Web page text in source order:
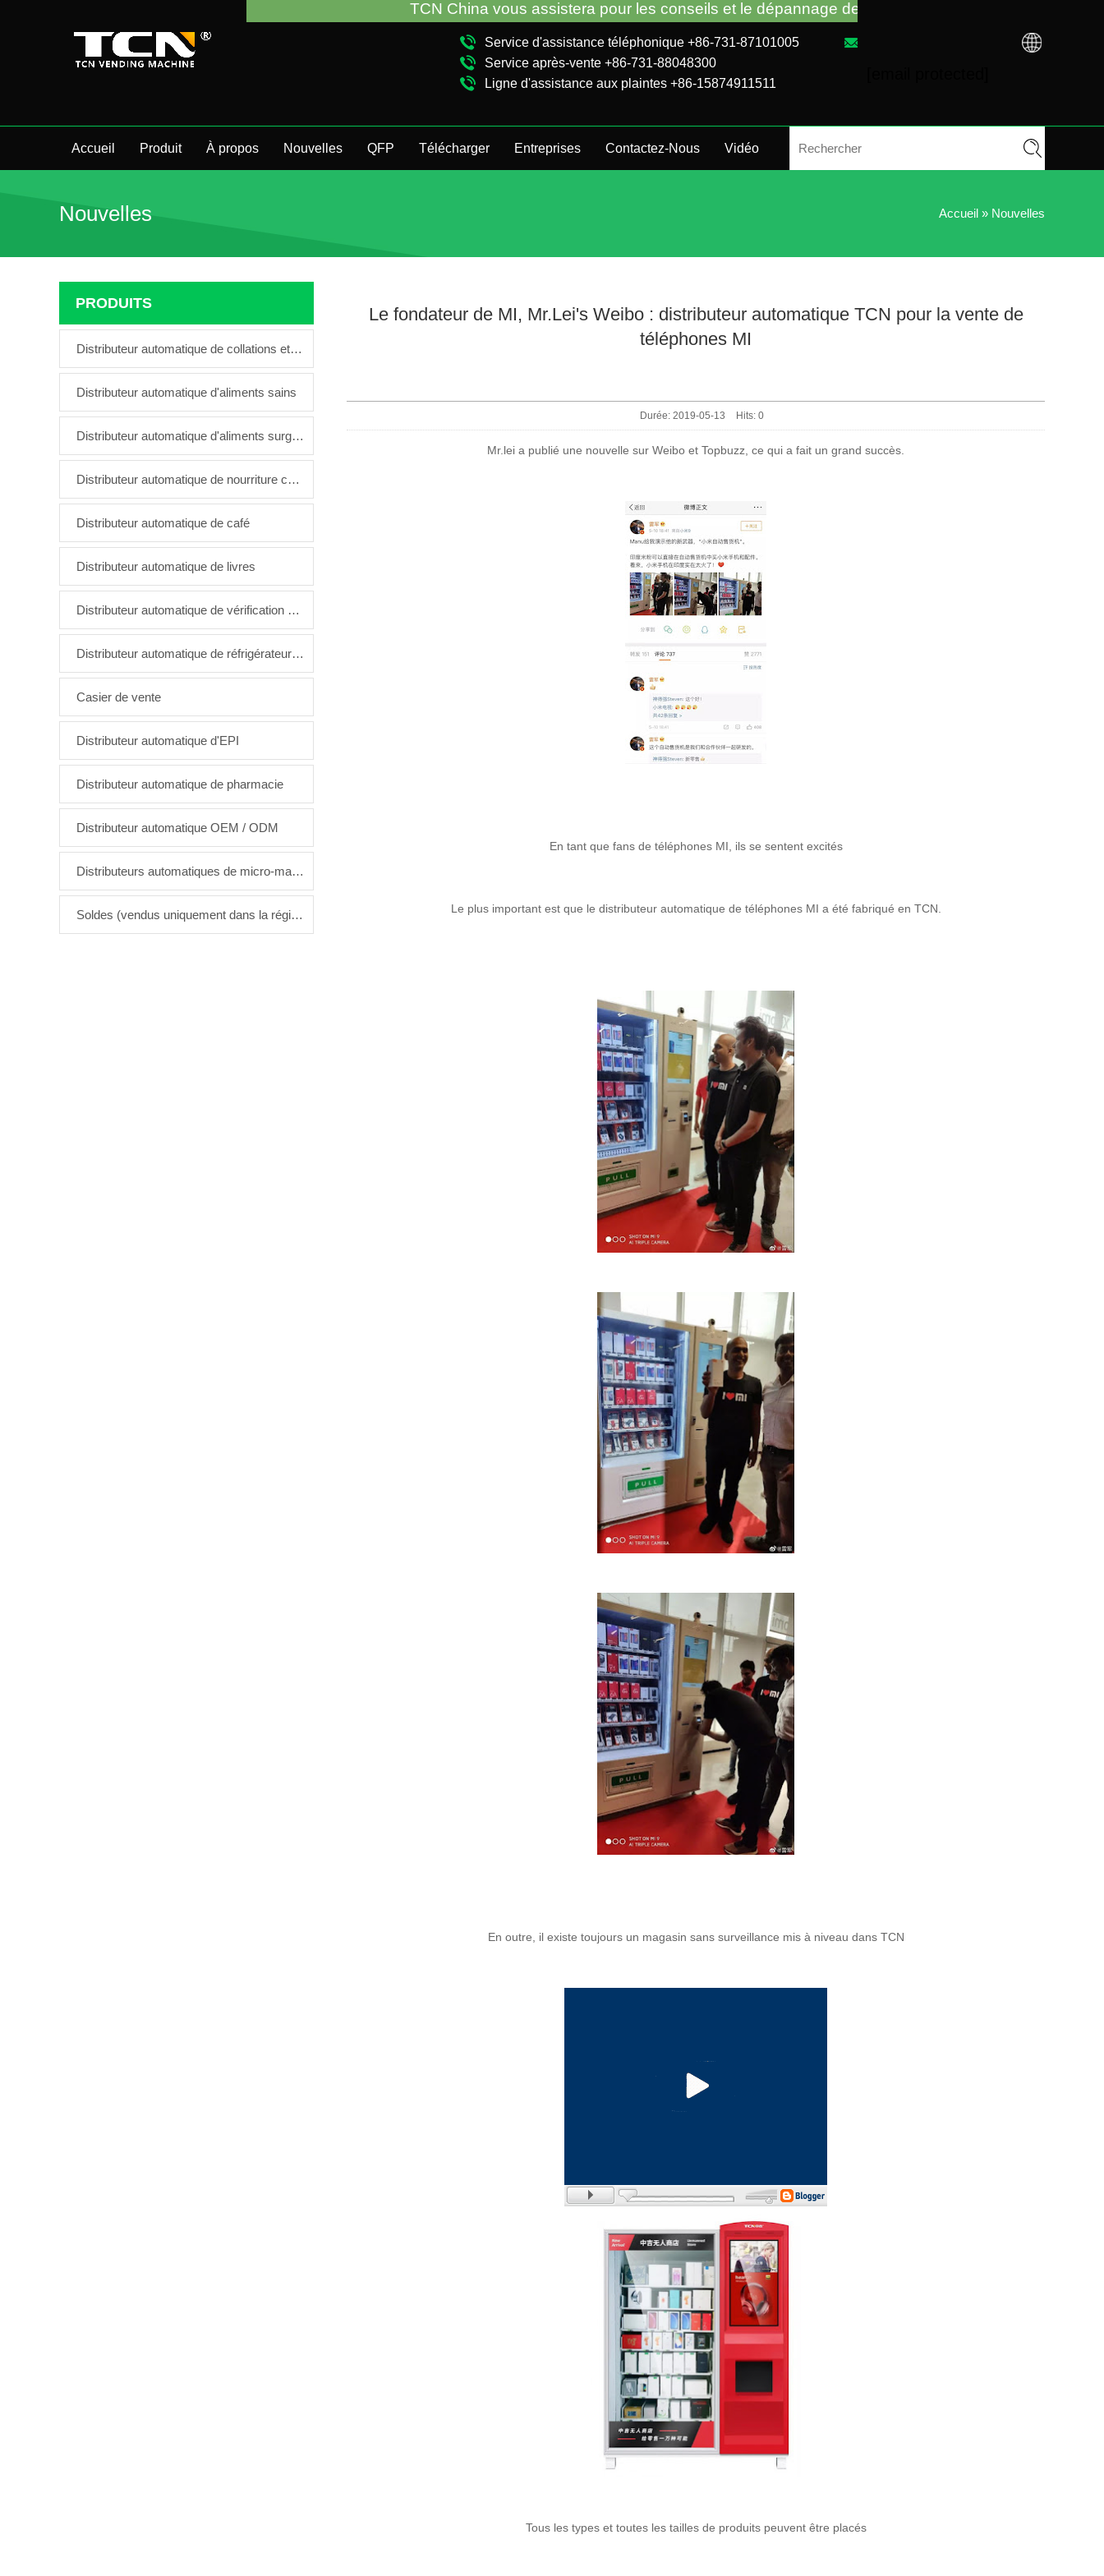
Service d'assistance téléphonique +86-731-87101005
Service après-vente +86-731-88048300
Ligne d'assistance aux plaintes +86-15874911511
Accueil Produit À propos Nouvelles QFP Télécharger Entreprises Contactez-Nous Vidéo
Nouvelles Accueil » Nouvelles
Le fondateur de MI, Mr.Lei's Weibo : distributeur automatique TCN pour la vente de
téléphones MI
Durée: 2019-05-13 Hits: 0
Mr.lei a publié une nouvelle sur Weibo et Topbuzz, ce qui a fait un grand succès.
En tant que fans de téléphones MI, ils se sentent excités
Le plus important est que le distributeur automatique de téléphones MI a été fabriqué en TCN.
En outre, il existe toujours un magasin sans surveillance mis à niveau dans TCN
Tous les types et toutes les tailles de produits peuvent être placés
PRODUITS
Distributeur automatique de collations et de boissons
Distributeur automatique d'aliments sains
Distributeur automatique d'aliments surgelés
Distributeur automatique de nourriture chaude
Distributeur automatique de café
Distributeur automatique de livres
Distributeur automatique de vérification de l'âge
Distributeur automatique de réfrigérateur intelligent
Casier de vente
Distributeur automatique d'EPI
Distributeur automatique de pharmacie
Distributeur automatique OEM / ODM
Distributeurs automatiques de micro-marchés
Soldes (vendus uniquement dans la région Asie)
TCN China vous assistera pour les conseils et le dépannage des distributeurs automatiques, peu